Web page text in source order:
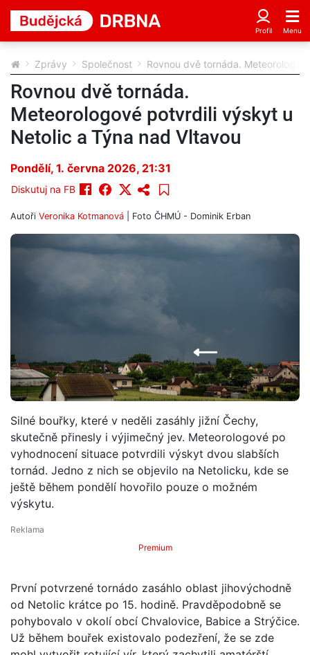
Zprávy Společnost Rovnou dvě tornáda.
Rovnou dvě tornáda.
Meteorologové potvrdili výskyt u
Netolic a Týna nad Vltavou
Pondělí, 1. června 2026, 21:31
Diskutuj na FB
Autoři Veronika Kotmanová | Foto ČHMÚ - Dominik Erban
Silné bouřky, které v neděli zasáhly jižní Čechy,
skutečně přinesly i výjimečný jev. Meteorologové po
vyhodnocení situace potvrdili výskyt dvou slabších
tornád. Jedno z nich se objevilo na Netolicku, kde se
ještě během pondělí hovořilo pouze o možném
výskytu.
Premium
První potvrzené tornádo zasáhlo oblast jihovýchodně
od Netolic krátce po 15. hodině. Pravděpodobně se
pohybovalo v okolí obcí Chvalovice, Babice a Strýčice.
Už během bouřek existovalo podezření, že se zde